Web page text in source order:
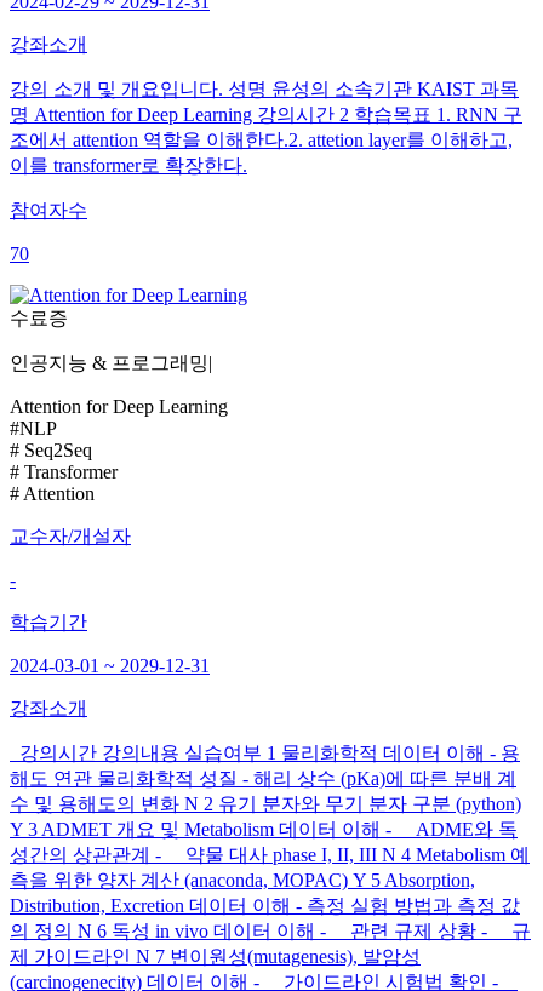
강좌소개
강의 소개 및 개요입니다. 성명 윤성의 소속기관 KAIST 과목
명 Attention for Deep Learning 강의시간 2 학습목표 1. RNN 구
조에서 attention 역할을 이해한다.2. attetion layer를 이해하고,
이를 transformer로 확장한다.
참여자수
70
수료증
인공지능 & 프로그래밍|
Attention for Deep Learning
#NLP
# Seq2Seq
# Transformer
# Attention
교수자/개설자
-
학습기간
2024-03-01 ~ 2029-12-31
강좌소개
강의시간 강의내용 실습여부 1 물리화학적 데이터 이해 - 용
해도 연관 물리화학적 성질 - 해리 상수 (pKa)에 따른 분배 계
수 및 용해도의 변화 N 2 유기 분자와 무기 분자 구분 (python)
Y 3 ADMET 개요 및 Metabolism 데이터 이해 - ADME와 독
성간의 상관관계 - 약물 대사 phase I, II, III N 4 Metabolism 예
측을 위한 양자 계산 (anaconda, MOPAC) Y 5 Absorption,
Distribution, Excretion 데이터 이해 - 측정 실험 방법과 측정 값
의 정의 N 6 독성 in vivo 데이터 이해 - 관련 규제 상황 - 규
제 가이드라인 N 7 변이원성(mutagenesis), 발암성
(carcinogenecity) 데이터 이해 - 가이드라인 시험법 확인 -